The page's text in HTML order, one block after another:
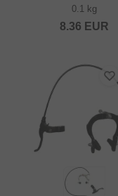
0.1 kg
8.36 EUR